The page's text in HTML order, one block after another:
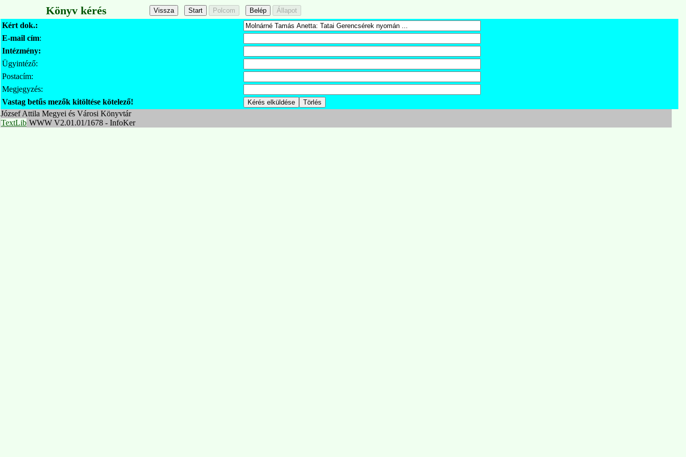
Könyv kérés
Kért dok.:
E-mail cím:
Intézmény:
Ügyintéző:
Postacím:
Megjegyzés:
Vastag betűs mezők kitöltése kötelező!
József Attila Megyei és Városi Könyvtár
TextLib WWW V2.01.01/1678 - InfoKer